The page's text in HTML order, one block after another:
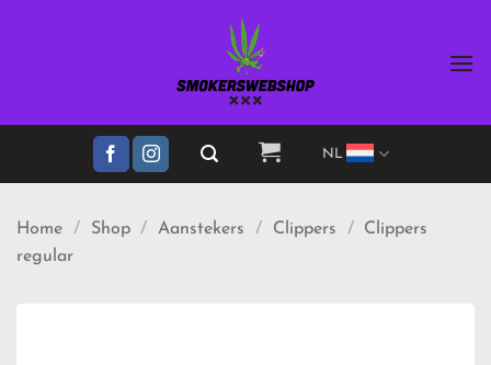
NL
Home / Shop / Aanstekers / Clippers /
Clippers
regular